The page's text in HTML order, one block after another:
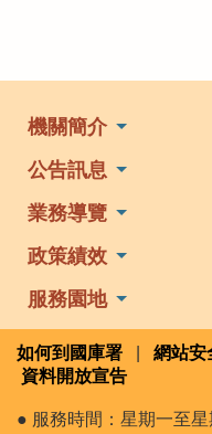
機關簡介
公告訊息
業務導覽
政策績效
服務園地
如何到國庫署 網站安
資料開放宣告
● 服務時間：星期一至